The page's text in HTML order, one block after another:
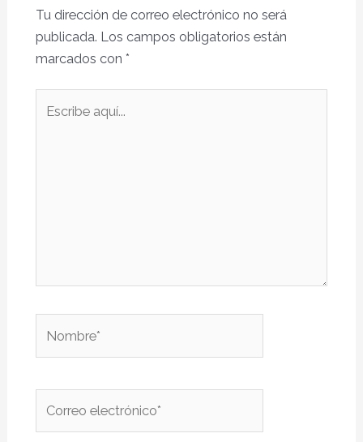
Tu dirección de correo electrónico no será
publicada. Los campos obligatorios están
marcados con *